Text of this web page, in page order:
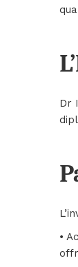
Dr
•